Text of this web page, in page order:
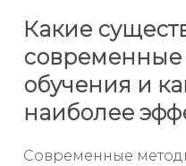
Какие
современные
обучения и
наиболее
Современные